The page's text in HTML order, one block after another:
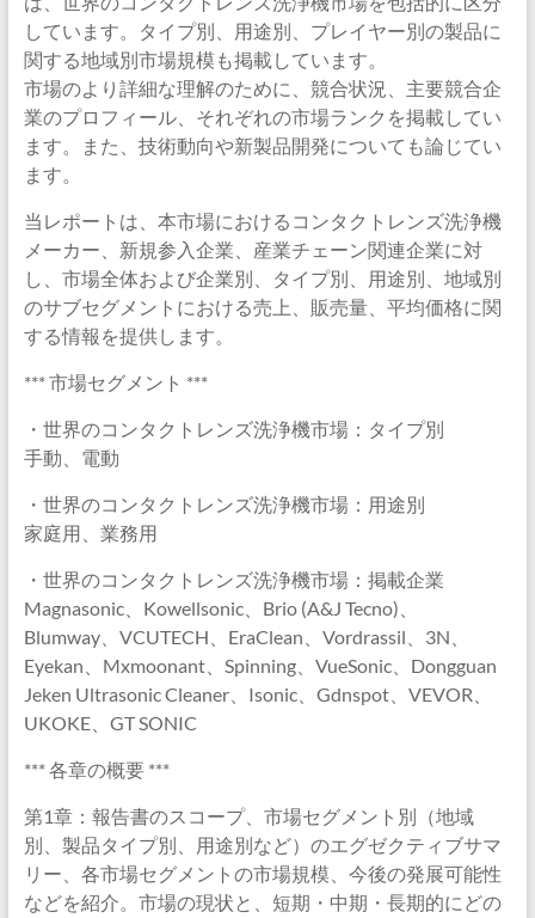
しています。タイプ別、用途別、プレイヤー別の製品に
関する地域別市場規模も掲載しています。
市場のより詳細な理解のために、競合状況、主要競合企
業のプロフィール、それぞれの市場ランクを掲載してい
ます。また、技術動向や新製品開発についても論じてい
ます。
当レポートは、本市場におけるコンタクトレンズ洗浄機
メーカー、新規参入企業、産業チェーン関連企業に対
し、市場全体および企業別、タイプ別、用途別、地域別
のサブセグメントにおける売上、販売量、平均価格に関
する情報を提供します。
*** 市場セグメント ***
・世界のコンタクトレンズ洗浄機市場：タイプ別
手動、電動
・世界のコンタクトレンズ洗浄機市場：用途別
家庭用、業務用
・世界のコンタクトレンズ洗浄機市場：掲載企業
Magnasonic、Kowellsonic、Brio (A&J Tecno)、
Blumway、VCUTECH、EraClean、Vordrassil、3N、
Eyekan、Mxmoonant、Spinning、VueSonic、Dongguan
Jeken Ultrasonic Cleaner、Isonic、Gdnspot、VEVOR、
UKOKE、GT SONIC
*** 各章の概要 ***
第1章：報告書のスコープ、市場セグメント別（地域
別、製品タイプ別、用途別など）のエグゼクティブサマ
リー、各市場セグメントの市場規模、今後の発展可能性
などを紹介。市場の現状と、短期・中期・長期的にどの